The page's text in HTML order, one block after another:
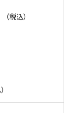
税込）